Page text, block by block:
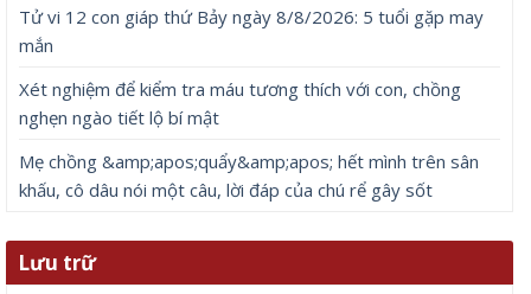
Tử vi 12 con giáp thứ Bảy ngày 8/8/2026: 5 tuổi gặp may
mắn
Xét nghiệm để kiểm tra máu tương thích với con, chồng
nghẹn ngào tiết lộ bí mật
Mẹ chồng &amp;apos;quẩy&amp;apos; hết mình trên sân
khấu, cô dâu nói một câu, lời đáp của chú rể gây sốt
Lưu trữ